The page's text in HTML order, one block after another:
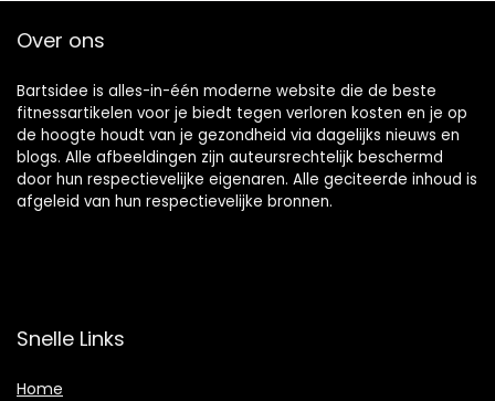
Over ons
Bartsidee is alles-in-één moderne website die de beste
fitnessartikelen voor je biedt tegen verloren kosten en je op
de hoogte houdt van je gezondheid via dagelijks nieuws en
blogs. Alle afbeeldingen zijn auteursrechtelijk beschermd
door hun respectievelijke eigenaren. Alle geciteerde inhoud is
afgeleid van hun respectievelijke bronnen.
Snelle Links
Home